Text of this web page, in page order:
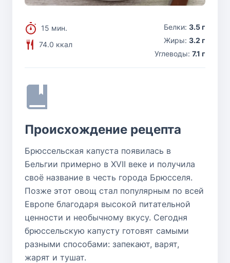
15 мин.
74.0 ккал
Белки: 3.5 г
Жиры: 3.2 г
Углеводы: 7.1 г
Происхождение рецепта
Брюссельская капуста появилась в
Бельгии примерно в XVII веке и получила
своё название в честь города Брюсселя.
Позже этот овощ стал популярным по всей
Европе благодаря высокой питательной
ценности и необычному вкусу. Сегодня
брюссельскую капусту готовят самыми
разными способами: запекают, варят,
жарят и тушат.